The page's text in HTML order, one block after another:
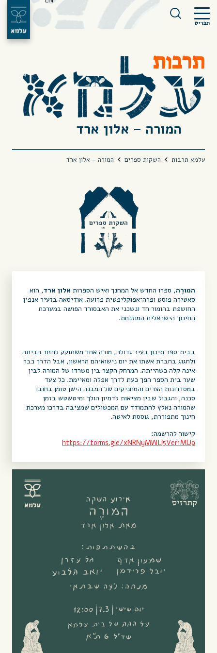
תפריט
תרבות
המורה – אלון ארד
עלמא תרבות השקות ספרים המורה – אלון ארד
השקות ספרים
המורֶה, ספרו החדש אל המחנך ואיש הספרות אלון ארד, הוא
סאטירה פוסט ופרה־אפוקליפטית פרועה. אודיסאה בזעיר אנפין
החושפת בהומור חד ונשכני את האבסורד הפושה במערכת
החינוך הישראלית המוזנחת.
בבית־ספר תיכון בעיר גדולה, מורה אחד משתוקק לחזור הביתה
ולחגוג בחברת אשתו את יום נישואיהם הראשון, אבל הדרך כבר
אינה קלה כשהייתה. המרחק הקצר בין משרדו של המורה לבין
שער בית הספר הפך כעת לדרך אפלה ומאיימת. כל צעד
במסדרונות הצרים והמחניקים של המבנה הישן טומן בחובו
סכנה, והגבול שבין מציאות לדמיון הולך ומיטשטש בזמן
שהמורה נאלץ להתמודד עם המכשולים שמציבה בדרכו מערכת
חינוך מתפוררת, גוססת לאיטה.
קישור להרשמה:
https://forms.gle/xNRNyMWLi5Ver1MU9